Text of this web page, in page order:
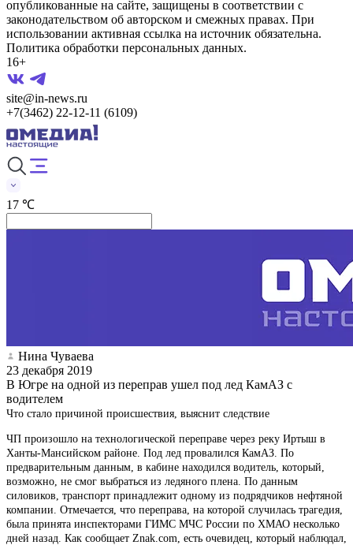
опубликованные на сайте, защищены в соответствии с
законодательством об авторском и смежных правах. При
использовании активная ссылка на источник обязательна.
Политика обработки персональных данных.
16+
site@in-news.ru
+7(3462) 22-12-11 (6109)
17 ℃
Нина Чуваева
23 декабря 2019
В Югре на одной из переправ ушел под лед КамАЗ с
водителем
Что стало причиной происшествия, выяснит следствие
ЧП произошло на технологической переправе через реку Иртыш в
Ханты-Мансийском районе. Под лед провалился КамАЗ. По
предварительным данным, в кабине находился водитель, который,
возможно, не смог выбраться из ледяного плена. По данным
силовиков, транспорт принадлежит одному из подрядчиков нефтяной
компании. Отмечается, что переправа, на которой случилась трагедия,
была принята инспекторами ГИМС МЧС России по ХМАО несколько
дней назад. Как сообщает Znak.com, есть очевидец, который наблюдал,